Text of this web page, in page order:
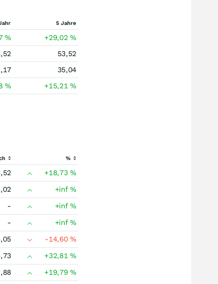
5 Jahre
% +29,02%
53,52
35,04
% +15,21%
%
+18,73%
+inf%
- +inf%
- +inf%
-14,60%
+32,81%
+19,79%